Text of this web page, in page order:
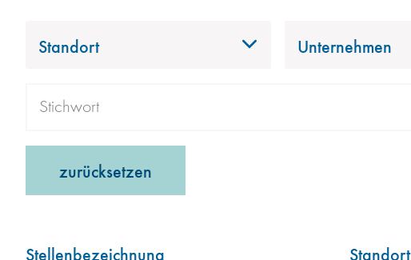
Standort Unternehmen
zurücksetzen
Stellenbezeichnung Standort